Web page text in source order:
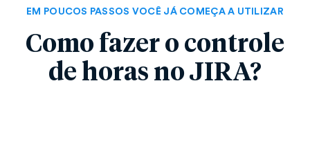
EM POUCOS PASSOS VOCÊ JÁ COMEÇA A UTILIZAR
Como fazer o controle
de horas no JIRA?